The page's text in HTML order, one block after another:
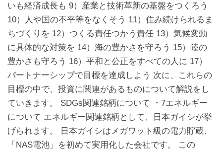
いも経済成長も 9）産業と技術革新の基盤をつくろう
10）人や国の不平等をなくそう 11）住み続けられるま
ちづくりを 12）つくる責任つかう責任 13）気候変動
に具体的な対策を 14）海の豊かさを守ろう 15）陸の
豊かさも守ろう 16）平和と公正をすべての人に 17）
パートナーシップで目標を達成しよう 次に、これらの
目標の中で、投資に関連があるものについて解説をし
ていきます。 SDGs関連銘柄について ・7エネルギー
について エネルギー関連銘柄として、日本ガイシが挙
げられます。 日本ガイシはメガワット級の電力貯蔵、
「NAS電池」を初めて実用化した会社です。 この